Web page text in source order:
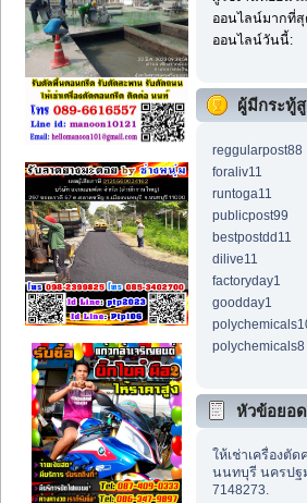
ออนไลน์มากที่สุ
ออนไลน์วันนี้:
ผู้มีกระทู้
reggularpost88
foraliv11
runtoga11
publicpost99
bestpostdd11
dilive11
factoryday1
goodday1
polychemicals8
หัวข้อยอ
ให้เช่าเครื่องตั
นนทบุรี นครปฐ
7148273.